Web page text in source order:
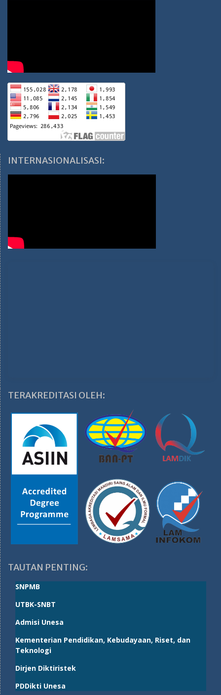
INTERNASIONALISASI:
TERAKREDITASI OLEH:
TAUTAN PENTING:
SNPMB
UTBK-SNBT
Admisi Unesa
Kementerian Pendidikan, Kebudayaan, Riset, dan
Teknologi
Dirjen Diktiristek
PDDikti Unesa